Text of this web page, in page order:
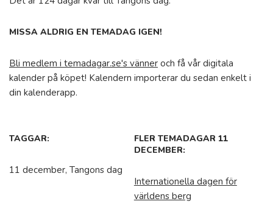
MISSA ALDRIG EN TEMADAG IGEN!
Bli medlem i temadagar.se's vänner och få vår digitala
kalender på köpet! Kalendern importerar du sedan enkelt i
din kalenderapp.
TAGGAR:
11 december, Tangons dag
FLER TEMADAGAR 11
DECEMBER:
Internationella dagen för
världens berg